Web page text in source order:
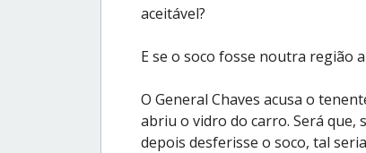
aceitável?
E se o soco fosse noutra região
O General Chaves acusa o
abriu o vidro do carro. Será que,
depois desferisse o soco, tal